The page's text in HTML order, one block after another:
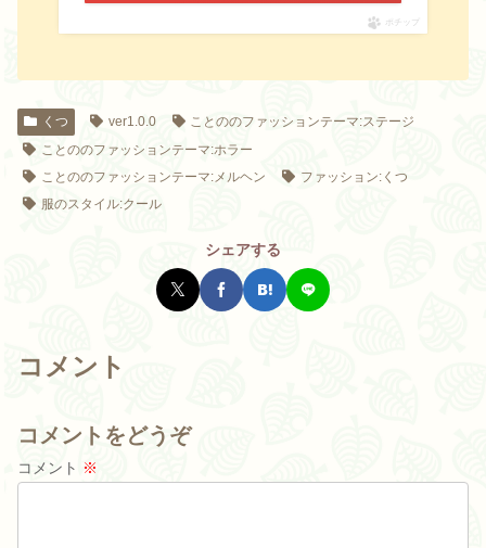
ポチップ
くつ ver1.0.0
ことののファッションテーマ:ステージ
ことののファッションテーマ:ホラー
ことののファッションテーマ:メルヘン
ファッション:くつ
服のスタイル:クール
シェアする
コメント
コメントをどうぞ
コメント ※